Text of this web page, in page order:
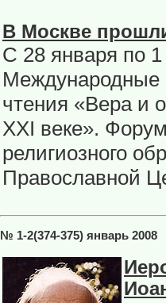
В Москве
С 28 января по
Международные
чтения «Вера и
XXI веке».
религиозного
Православной
№ 1-2(374-375) январь 2008